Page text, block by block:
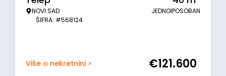
NOVI SAD
ŠIFRA: #568124
JEDNOIPOSOBAN
Više o nekretnini > €121.600